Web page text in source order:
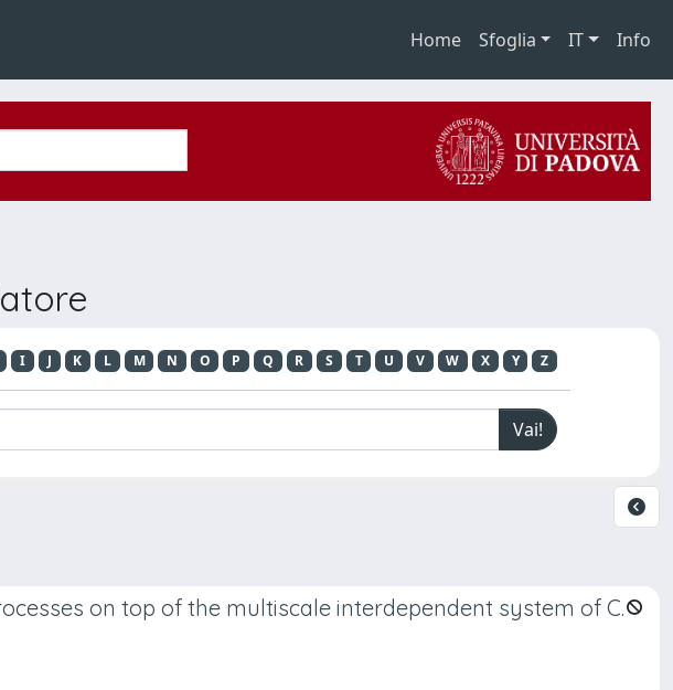
Home Sfoglia IT Info
I J K L M N O P Q R S T U V W X Y Z
on top of the multiscale interdependent system of C.